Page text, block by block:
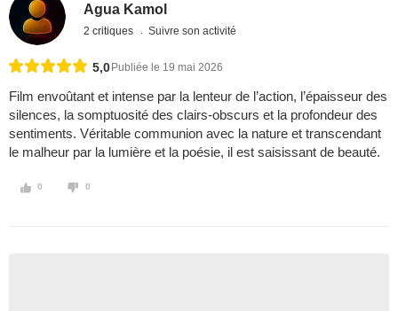
Agua Kamol
2 critiques Suivre son activité
5,0 Publiée le 19 mai 2026
Film envoûtant et intense par la lenteur de l’action, l’épaisseur des
silences, la somptuosité des clairs-obscurs et la profondeur des
sentiments. Véritable communion avec la nature et transcendant
le malheur par la lumière et la poésie, il est saisissant de beauté.
0 0